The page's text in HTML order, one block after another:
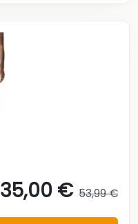
35,00 € 53,99 €